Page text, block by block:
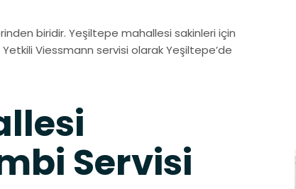
biridir. Yeşiltepe mahallesi sakinleri için
Viessmann servisi olarak Yeşiltepe’de
Servisi